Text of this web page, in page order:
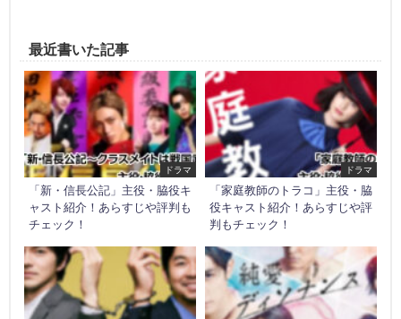
最近書いた記事
ドラマ
「新・信長公記」主役・脇役キ
ャスト紹介！あらすじや評判も
チェック！
ドラマ
「家庭教師のトラコ」主役・脇
役キャスト紹介！あらすじや評
判もチェック！